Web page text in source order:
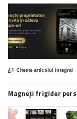
 Citeste articolul integral
Magneți frigider